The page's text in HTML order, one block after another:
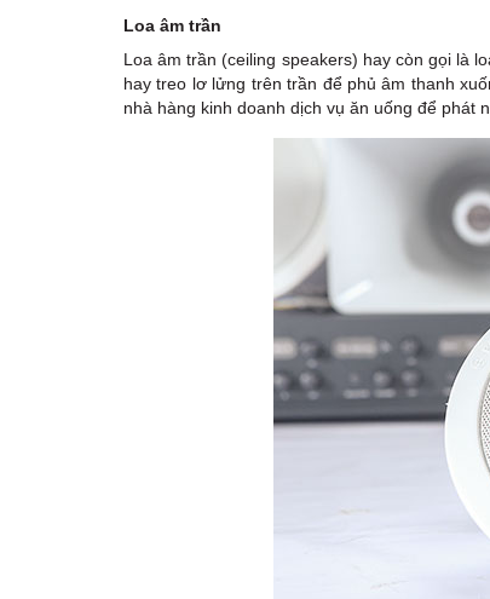
Loa âm trần
Loa âm trần (ceiling speakers) hay còn gọi là
hay treo lơ lửng trên trần để phủ âm thanh
nhà hàng kinh doanh dịch vụ ăn uống để phát